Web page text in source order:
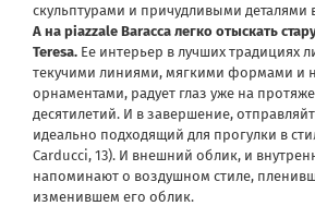
скульптурами и причудливыми деталями
А на piazzale Baracca легко отыскать
Teresa. Ее интерьер в лучших традициях
текучими линиями, мягкими формами и
орнаментами, радует глаз уже на
десятилетий. И в завершение,
идеально подходящий для прогулки в
Carducci, 13). И внешний облик, и
напоминают о воздушном стиле,
изменившем его облик.